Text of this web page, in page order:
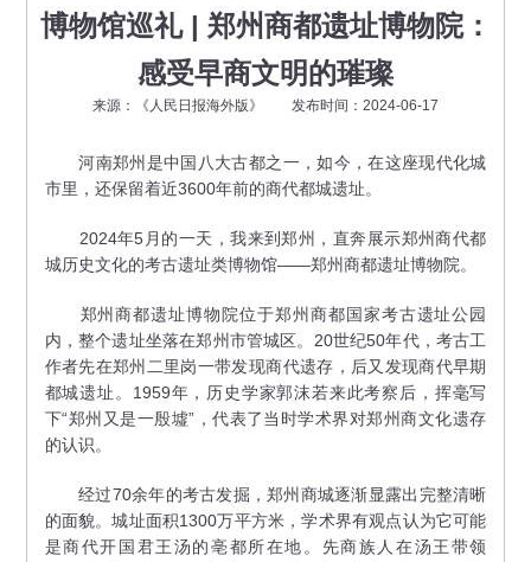
社科卡片
科普活动
博物馆巡礼 | 郑州商都遗址博物院：
感受早商文明的璀璨
来源：《人民日报海外版》 发布时间：2024-06-17
河南郑州是中国八大古都之一，如今，在这座现代化城
市里，还保留着近3600年前的商代都城遗址。
2024年5月的一天，我来到郑州，直奔展示郑州商代都
城历史文化的考古遗址类博物馆——郑州商都遗址博物院。
郑州商都遗址博物院位于郑州商都国家考古遗址公园
内，整个遗址坐落在郑州市管城区。20世纪50年代，考古工
作者先在郑州二里岗一带发现商代遗存，后又发现商代早期
都城遗址。1959年，历史学家郭沫若来此考察后，挥毫写
下“郑州又是一殷墟”，代表了当时学术界对郑州商文化遗存
的认识。
经过70余年的考古发掘，郑州商城逐渐显露出完整清晰
的面貌。城址面积1300万平方米，学术界有观点认为它可能
是商代开国君王汤的亳都所在地。先商族人在汤王带领